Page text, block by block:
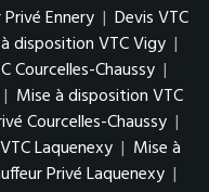
Ennery | Devis VTC
disposition VTC Vigy |
Courcelles-Chaussy |
| Mise à disposition VTC
Courcelles-Chaussy |
Laquenexy | Mise à
Privé Laquenexy |